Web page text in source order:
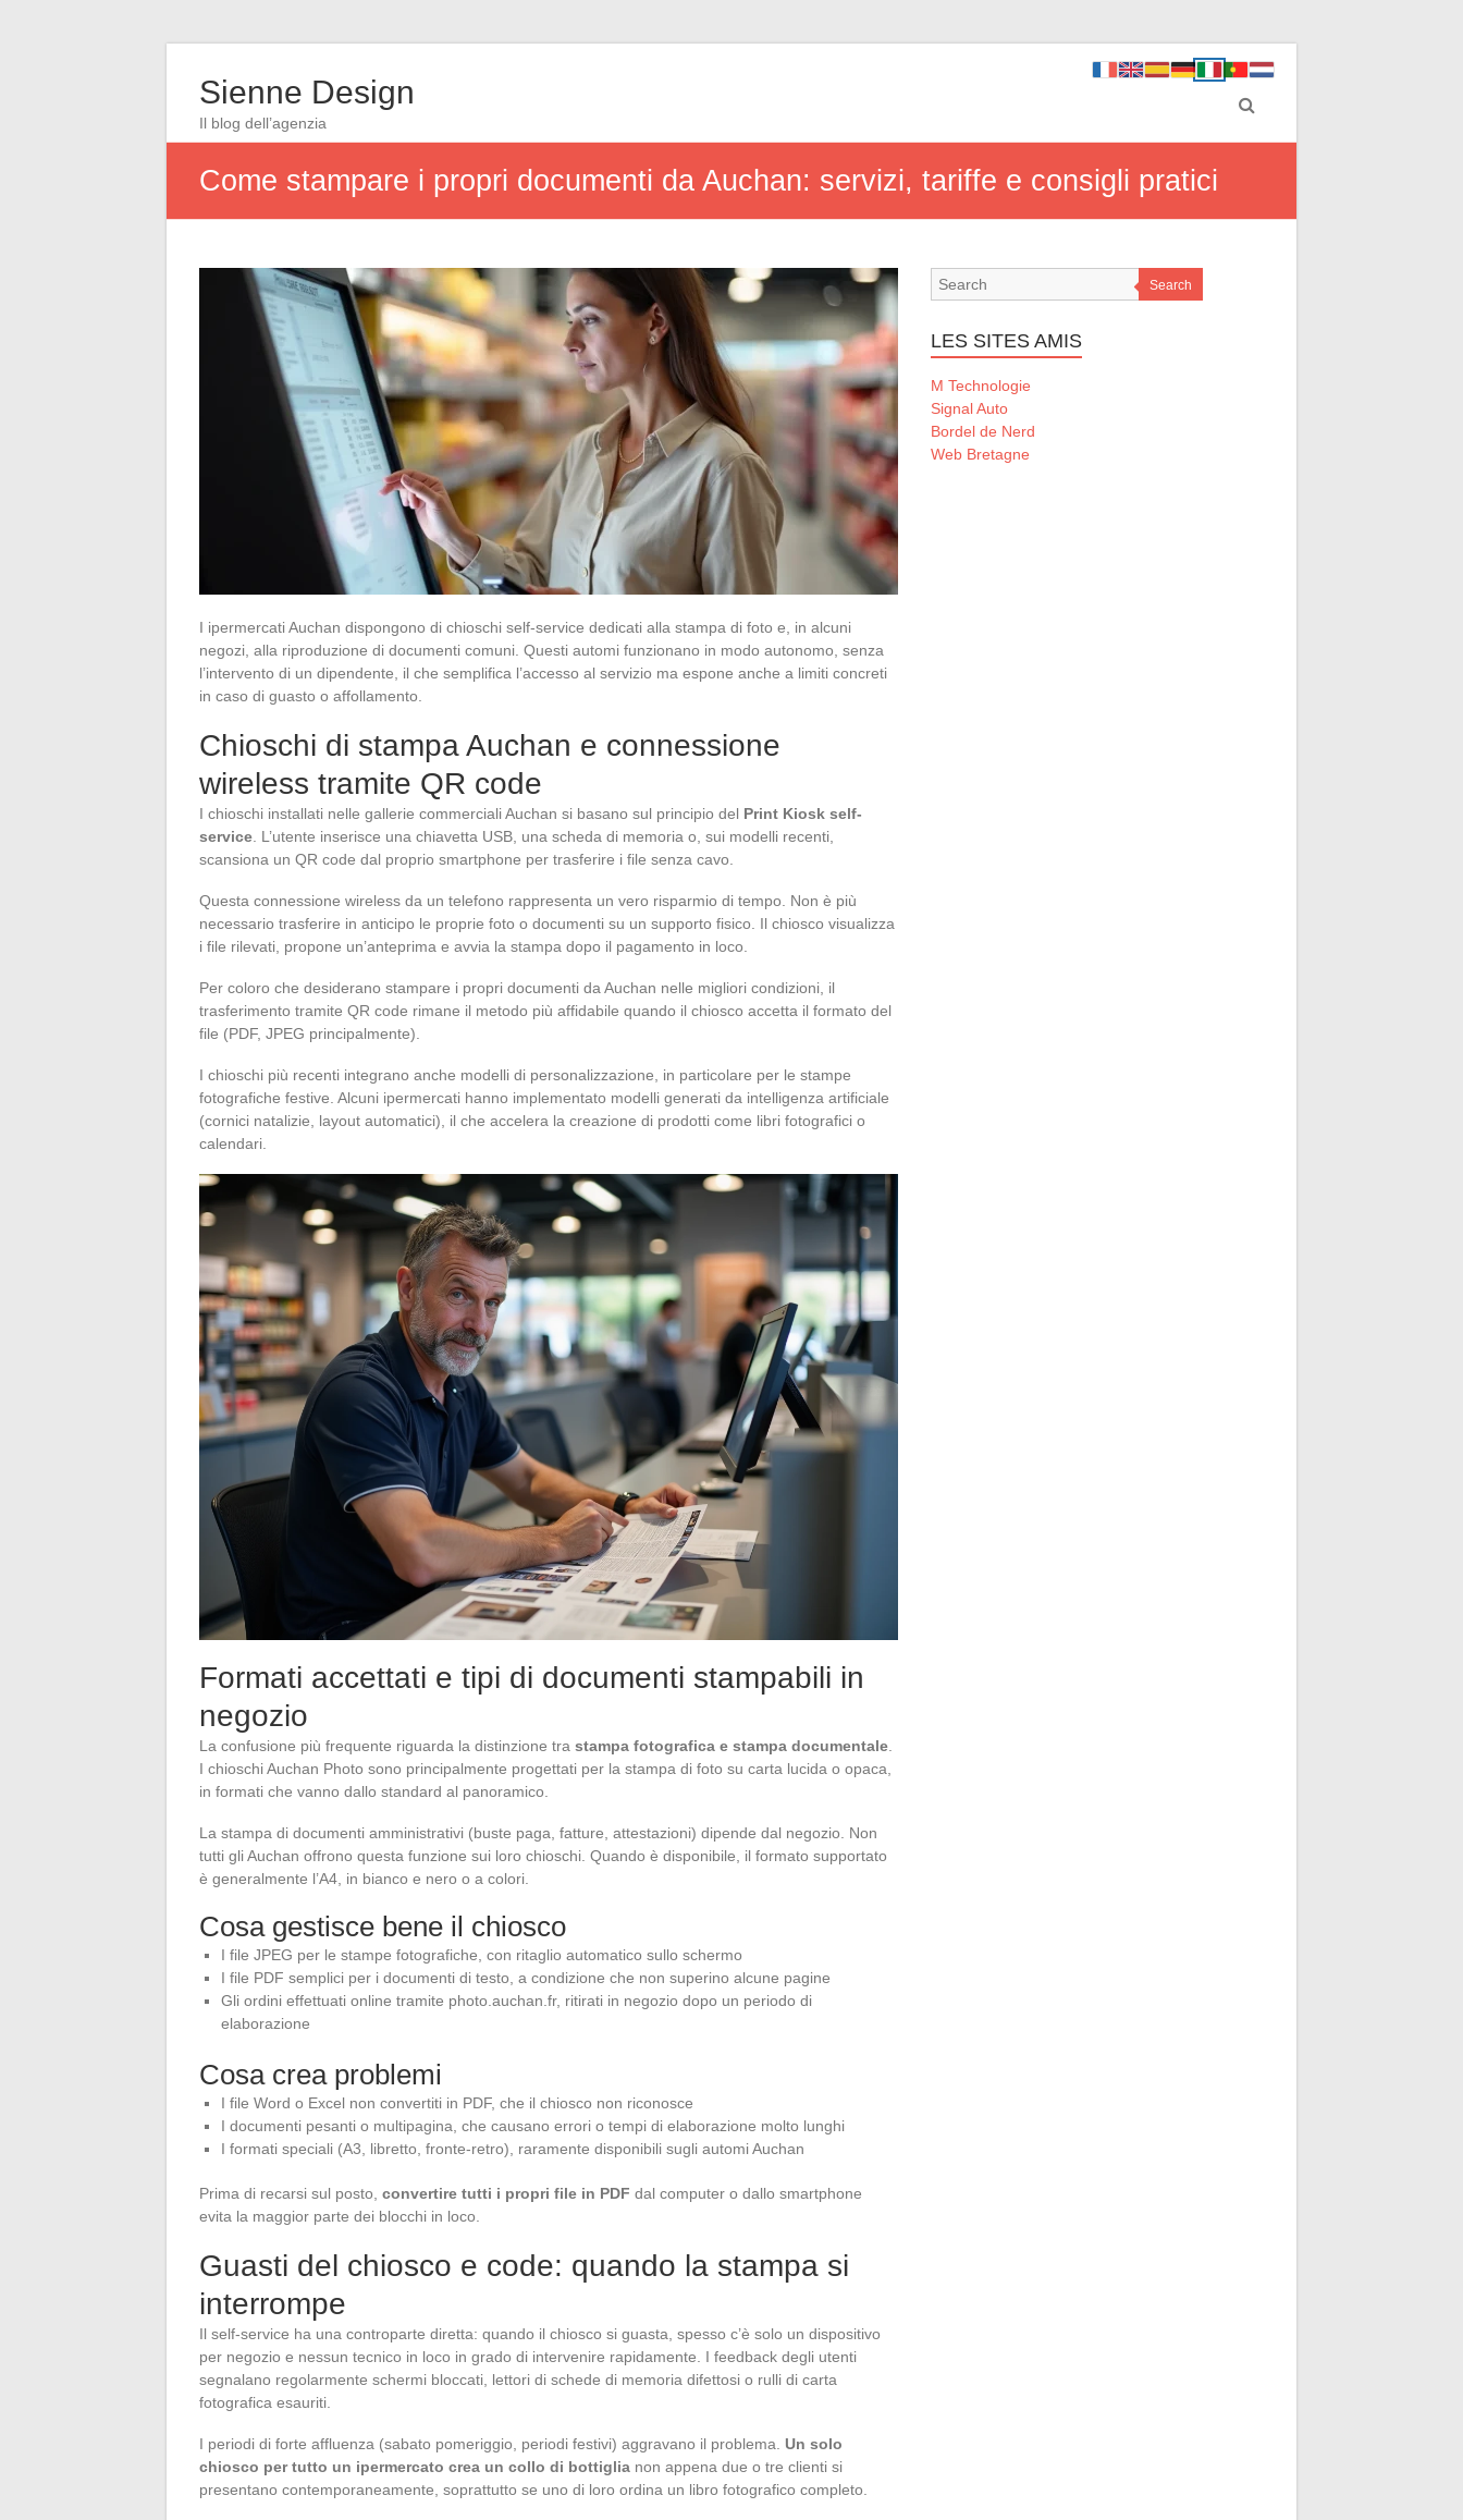
Sienne Design
Il blog dell’agenzia
Come stampare i propri documenti da Auchan: servizi, tariffe e consigli pratici
I ipermercati Auchan dispongono di chioschi self-service dedicati alla stampa di foto e, in alcuni
negozi, alla riproduzione di documenti comuni. Questi automi funzionano in modo autonomo, senza
l’intervento di un dipendente, il che semplifica l’accesso al servizio ma espone anche a limiti concreti
in caso di guasto o affollamento.
Chioschi di stampa Auchan e connessione
wireless tramite QR code
I chioschi installati nelle gallerie commerciali Auchan si basano sul principio del Print Kiosk self-
service . L’utente inserisce una chiavetta USB, una scheda di memoria o, sui modelli recenti,
scansiona un QR code dal proprio smartphone per trasferire i file senza cavo.
Questa connessione wireless da un telefono rappresenta un vero risparmio di tempo. Non è più
necessario trasferire in anticipo le proprie foto o documenti su un supporto fisico. Il chiosco visualizza
i file rilevati, propone un’anteprima e avvia la stampa dopo il pagamento in loco.
Per coloro che desiderano stampare i propri documenti da Auchan nelle migliori condizioni, il
trasferimento tramite QR code rimane il metodo più affidabile quando il chiosco accetta il formato del
file (PDF, JPEG principalmente).
I chioschi più recenti integrano anche modelli di personalizzazione, in particolare per le stampe
fotografiche festive. Alcuni ipermercati hanno implementato modelli generati da intelligenza artificiale
(cornici natalizie, layout automatici), il che accelera la creazione di prodotti come libri fotografici o
calendari.
Formati accettati e tipi di documenti stampabili in
negozio
La confusione più frequente riguarda la distinzione tra stampa fotografica e stampa documentale
I chioschi Auchan Photo sono principalmente progettati per la stampa di foto su carta lucida o opaca,
in formati che vanno dallo standard al panoramico.
La stampa di documenti amministrativi (buste paga, fatture, attestazioni) dipende dal negozio. Non
tutti gli Auchan offrono questa funzione sui loro chioschi. Quando è disponibile, il formato supportato
è generalmente l’A4, in bianco e nero o a colori.
Cosa gestisce bene il chiosco
I file JPEG per le stampe fotografiche, con ritaglio automatico sullo schermo
I file PDF semplici per i documenti di testo, a condizione che non superino alcune pagine
Gli ordini effettuati online tramite photo.auchan.fr, ritirati in negozio dopo un periodo di
elaborazione
Cosa crea problemi
I file Word o Excel non convertiti in PDF, che il chiosco non riconosce
I documenti pesanti o multipagina, che causano errori o tempi di elaborazione molto lunghi
I formati speciali (A3, libretto, fronte-retro), raramente disponibili sugli automi Auchan
Prima di recarsi sul posto, convertire tutti i propri file in PDF dal computer o dallo smartphone
evita la maggior parte dei blocchi in loco.
Guasti del chiosco e code: quando la stampa si
interrompe
Il self-service ha una controparte diretta: quando il chiosco si guasta, spesso c’è solo un dispositivo
per negozio e nessun tecnico in loco in grado di intervenire rapidamente. I feedback degli utenti
segnalano regolarmente schermi bloccati, lettori di schede di memoria difettosi o rulli di carta
fotografica esauriti.
I periodi di forte affluenza (sabato pomeriggio, periodi festivi) aggravano il problema. Un solo
chiosco per tutto un ipermercato crea un collo di bottiglia non appena due o tre clienti si
presentano contemporaneamente, soprattutto se uno di loro ordina un libro fotografico completo.
Search
LES SITES AMIS
M Technologie
Signal Auto
Bordel de Nerd
Web Bretagne